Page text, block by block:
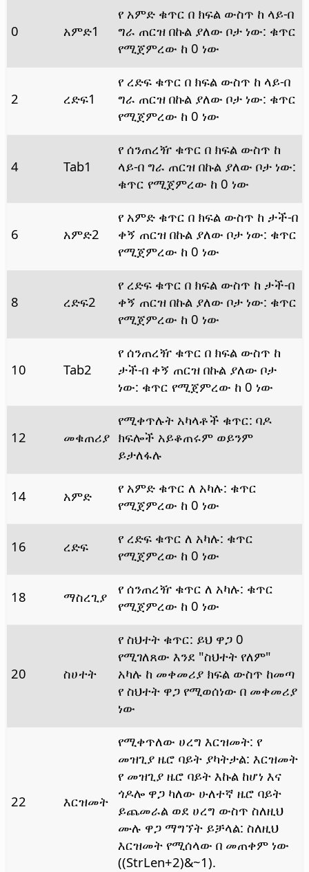
0 አምድ1
የ አምድ ቁጥር በ ክፍል ውስጥ ከ ላይ-በ
ግራ ጠርዝ በኩል ያለው ቦታ ነው: ቁጥር
የሚጀምረው ከ 0 ነው
2 ረድፍ1
የ ረድፍ ቁጥር በ ክፍል ውስጥ ከ ላይ-በ
ግራ ጠርዝ በኩል ያለው ቦታ ነው: ቁጥር
የሚጀምረው ከ 0 ነው
4 Tab1
የ ሰንጠረዥ ቁጥር በ ክፍል ውስጥ ከ
ላይ-በ ግራ ጠርዝ በኩል ያለው ቦታ ነው:
ቁጥር የሚጀምረው ከ 0 ነው
6 አምድ2
የ አምድ ቁጥር በ ክፍል ውስጥ ከ ታች-በ
ቀኝ ጠርዝ በኩል ያለው ቦታ ነው: ቁጥር
የሚጀምረው ከ 0 ነው
8 ረድፍ2
የ ረድፍ ቁጥር በ ክፍል ውስጥ ከ ታች-በ
ቀኝ ጠርዝ በኩል ያለው ቦታ ነው: ቁጥር
የሚጀምረው ከ 0 ነው
10 Tab2
የ ሰንጠረዥ ቁጥር በ ክፍል ውስጥ ከ
ታች-በ ቀኝ ጠርዝ በኩል ያለው ቦታ
ነው: ቁጥር የሚጀምረው ከ 0 ነው
12 መቁጠሪያ
የሚቀጥሉት አካላቶች ቁጥር: ባዶ
ክፍሎች አይቆጠሩም ወይንም
ይታለፋሉ
14 አምድ
የ አምድ ቁጥር ለ አካሉ: ቁጥር
የሚጀምረው ከ 0 ነው
16 ረድፍ
የ ረድፍ ቁጥር ለ አካሉ: ቁጥር
የሚጀምረው ከ 0 ነው
18 ማስረጊያ
የ ሰንጠረዥ ቁጥር ለ አካሉ: ቁጥር
የሚጀምረው ከ 0 ነው
20 ስሀተት
የ ስህተት ቁጥር: ይህ ዋጋ 0
የሚገለጸው እንደ "ስህተት የለም"
አካሉ ከ መቀመሪያ ክፍል ውስጥ ከመጣ
የ ስህተት ዋጋ የሚወሰነው በ መቀመሪያ
ነው
22 እርዝመት
የሚቀጥለው ሀረግ እርዝመት: የ
መዝጊያ ዜሮ ባይት ያካትታል: እርዝመት
የ መዝጊያ ዜሮ ባይት እኩል ከሆነ እና
ጎዶሎ ዋጋ ካለው ሁለተኛ ዜሮ ባይት
ይጨመራል ወደ ሀረግ ውስጥ ስለዚህ
ሙሉ ዋጋ ማግኘት ይቻላል: ስለዚህ
እርዝመት የሚሰላው በ መጠቀም ነው
((StrLen+2)&~1).